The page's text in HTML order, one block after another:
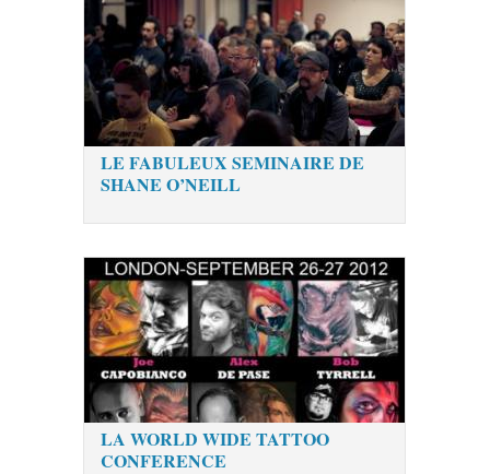
LE FABULEUX SEMINAIRE DE
SHANE O’NEILL
LA WORLD WIDE TATTOO
CONFERENCE